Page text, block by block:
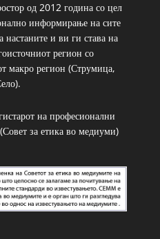
од 2012 година со цел
информирање на сите
и ви ги става на
регион со
макро регион (Струмица,
на професионални
за етика во медиуми)